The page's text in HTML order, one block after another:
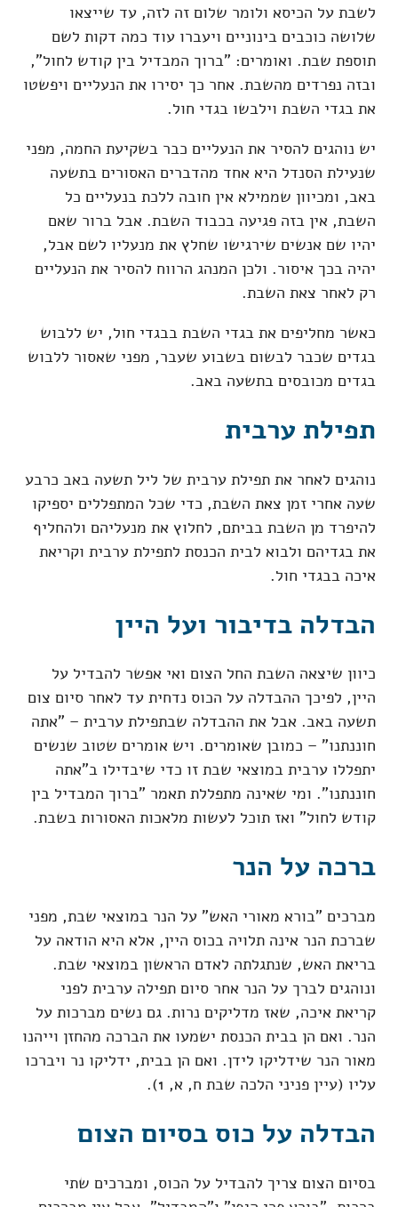
לשבת על הכיסא ולומר שלום זה לזה, עד שייצאו
שלושה כוכבים בינוניים ויעברו עוד כמה דקות לשם
תוספת שבת. ואומרים: "ברוך המבדיל בין קודש לחול",
ובזה נפרדים מהשבת. אחר כך יסירו את הנעליים ויפשטו
את בגדי השבת וילבשו בגדי חול.
יש נוהגים להסיר את הנעליים כבר בשקיעת החמה, מפני
שנעילת הסנדל היא אחד מהדברים האסורים בתשעה
באב, ומכיוון שממילא אין חובה ללכת בנעליים כל
השבת, אין בזה פגיעה בכבוד השבת. אבל ברור שאם
יהיו שם אנשים שירגישו שחלץ את מנעליו לשם אבל,
יהיה בכך איסור. ולכן המנהג הרווח להסיר את הנעליים
רק לאחר צאת השבת.
כאשר מחליפים את בגדי השבת בבגדי חול, יש ללבוש
בגדים שכבר לבשום בשבוע שעבר, מפני שאסור ללבוש
בגדים מכובסים בתשעה באב.
תפילת ערבית
נוהגים לאחר את תפילת ערבית של ליל תשעה באב כרבע
שעה אחרי זמן צאת השבת, כדי שכל המתפללים יספיקו
להיפרד מן השבת בביתם, לחלוץ את מנעליהם ולהחליף
את בגדיהם ולבוא לבית הכנסת לתפילת ערבית וקריאת
איכה בבגדי חול.
הבדלה בדיבור ועל היין
כיוון שיצאה השבת החל הצום ואי אפשר להבדיל על
היין, לפיכך ההבדלה על הכוס נדחית עד לאחר סיום צום
תשעה באב. אבל את ההבדלה שבתפילת ערבית – "אתה
חוננתנו" – כמובן שאומרים. ויש אומרים שטוב שנשים
יתפללו ערבית במוצאי שבת זו כדי שיבדילו ב"אתה
חוננתנו". ומי שאינה מתפללת תאמר "ברוך המבדיל בין
קודש לחול" ואז תוכל לעשות מלאכות האסורות בשבת.
ברכה על הנר
מברכים "בורא מאורי האש" על הנר במוצאי שבת, מפני
שברכת הנר אינה תלויה בכוס היין, אלא היא הודאה על
בריאת האש, שנתגלתה לאדם הראשון במוצאי שבת.
ונוהגים לברך על הנר אחר סיום תפילה ערבית לפני
קריאת איכה, שאז מדליקים נרות. גם נשים מברכות על
הנר. ואם הן בבית הכנסת ישמעו את הברכה מהחזן וייהנו
מאור הנר שידליקו לידן. ואם הן בבית, ידליקו נר ויברכו
עליו (עיין פניני הלכה שבת ח, א, 1).
הבדלה על כוס בסיום הצום
בסיום הצום צריך להבדיל על הכוס, ומברכים שתי